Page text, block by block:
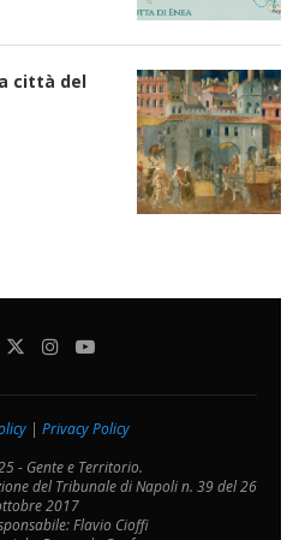
città del
| Privacy Policy
- Gente e Territorio.
del Tribunale di Napoli n. 39 del 26
2017
Flavio Cioffi